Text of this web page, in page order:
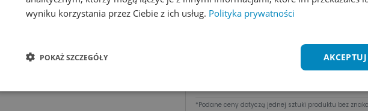
Zobacz wszystkie kolory Dodaj do
10 - 49 szt.
*Podane ceny dotyczą jednej sztuki produktu bez
wyniku korzystania przez Ciebie z ich usług. Polityka prywatności
POKAŻ SZCZEGÓŁY